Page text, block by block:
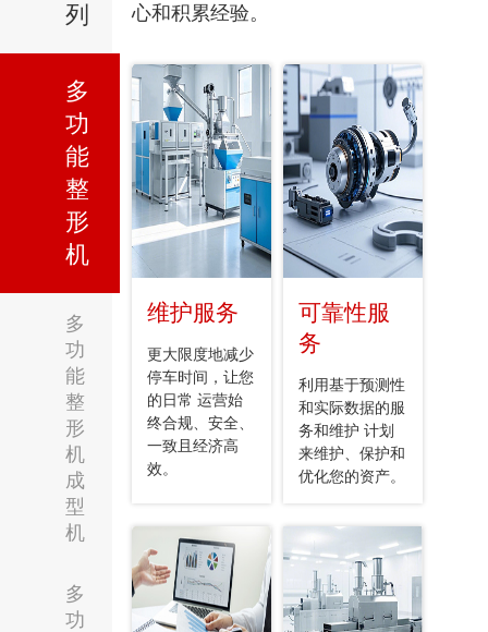
列
多
功
能
整
形
机
多
功
能
整
形
机
成
型
机
多
功
心和积累经验。
维护服务
更大限度地减少
停车时间，让您
的日常 运营始
终合规、安全、
一致且经济高
效。
可靠性服
务
利用基于预测性
和实际数据的服
务和维护 计划
来维护、保护和
优化您的资产。